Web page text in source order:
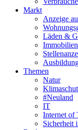
Markt
Anzeige
Läden &
Themen
Natur
#Neuland
IT
Internet of
Sicherheit